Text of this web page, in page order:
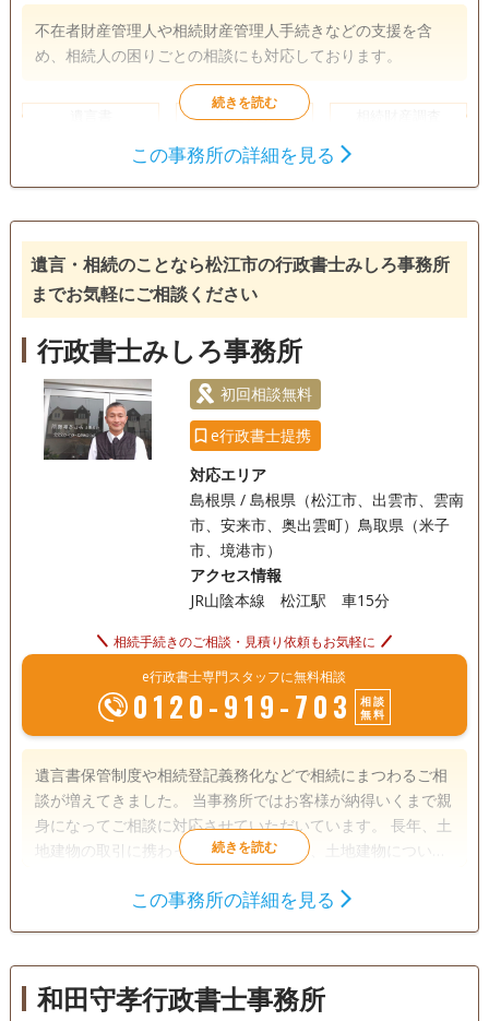
不在者財産管理人や相続財産管理人手続きなどの支援を含
め、相続人の困りごとの相談にも対応しております。
遺産分割
銀行手続き
相続人調査
この事務所の詳細を見る
遺言・相続のことなら松江市の行政書士みしろ事務所
までお気軽にご相談ください
行政書士みしろ事務所
初回相談無料
e行政書士提携
対応エリア
島根県 / 島根県（松江市、出雲市、雲南
市、安来市、奥出雲町）鳥取県（米子
市、境港市）
アクセス情報
JR山陰本線 松江駅 車15分
相続手続きのご相談・見積り依頼もお気軽に
e行政書士専門スタッフに無料相談
0120-919-703
相談
無料
遺言書保管制度や相続登記義務化などで相続にまつわるご相
談が増えてきました。 当事務所ではお客様が納得いくまで親
身になってご相談に対応させていただいています。 長年、土
地建物の取引に携わってきたこともあり、土地建物について
いただき、不動産調査も積極的に行っています。 山陰地方の
遺産分割
銀行手続き
戸籍収集
この事務所の詳細を見る
和田守孝行政書士事務所